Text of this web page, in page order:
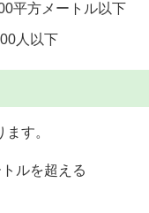
平方メートル以下
人以下
す。
ルを超える